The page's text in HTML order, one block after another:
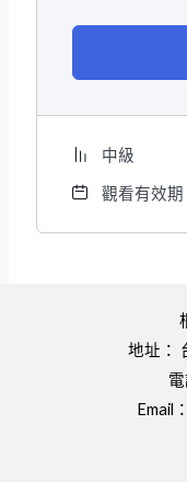
中級
觀看有效期
地址：
Email：